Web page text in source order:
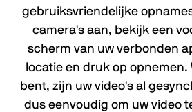
gebruiksvriendelijke
camera's aan, bekijk een
scherm van uw verbonden
locatie en druk op opnemen.
bent, zijn uw video's al
dus eenvoudig om uw video